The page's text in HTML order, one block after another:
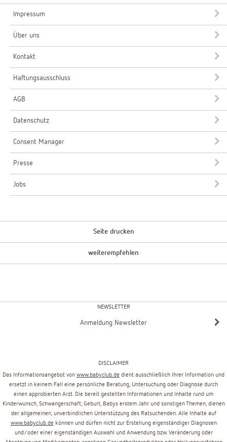
Impressum
Über uns
Kontakt
Haftungsausschluss
AGB
Datenschutz
Consent Manager
Presse
Jobs
Seite drucken
weiterempfehlen
NEWSLETTER
Anmeldung Newsletter
DISCLAIMER
Das Informationsangebot von www.babyclub.de dient ausschließlich Ihrer Information und
ersetzt in keinem Fall eine persönliche Beratung, Untersuchung oder Diagnose durch
einen approbierten Arzt. Die bereit gestellten Informationen und Inhalte rund um
Kinderwunsch, Schwangerschaft, Geburt, Babys erstem Jahr und sonstigen Themen, dienen
der allgemeinen, unverbindlichen Unterstützung des Ratsuchenden. Alle Inhalte auf
www.babyclub.de können und dürfen nicht zur Erstellung eigenständiger Diagnosen
und/oder einer eigenständigen Auswahl und Anwendung bzw. Veränderung oder